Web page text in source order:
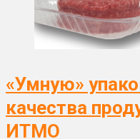
«Умную»
качества
ИТМО